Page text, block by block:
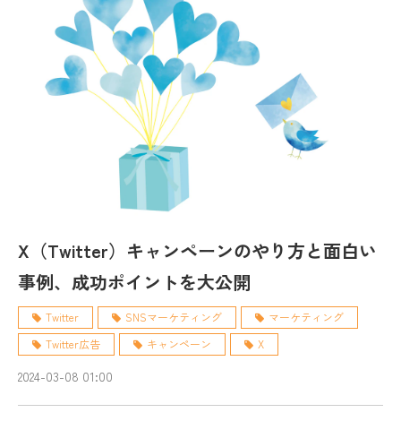
X（Twitter）キャンペーンのやり方と面白い
事例、成功ポイントを大公開
Twitter SNSマーケティング
マーケティング
Twitter広告
キャンペーン X
2024-03-08 01:00